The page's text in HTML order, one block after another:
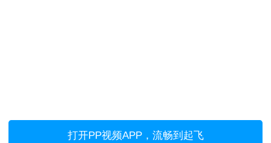
打开PP视频APP，流畅到起飞